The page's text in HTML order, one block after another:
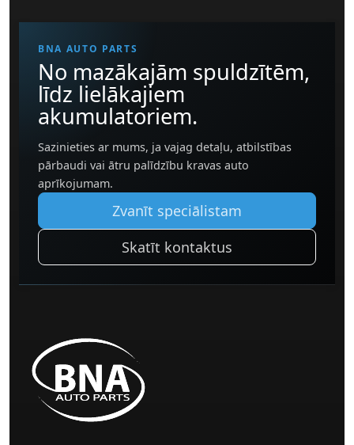
BNA AUTO PARTS
No mazākajām spuldzītēm,
līdz lielākajiem
akumulatoriem.
Sazinieties ar mums, ja vajag detaļu, atbilstības
pārbaudi vai ātru palīdzību kravas auto
aprīkojumam.
Zvanīt speciālistam
Skatīt kontaktus